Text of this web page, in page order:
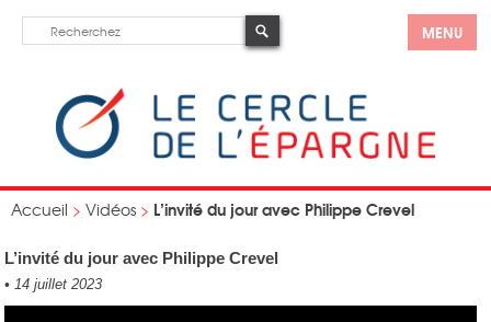
MENU
Accueil > Vidéos > L’invité du jour avec Philippe Crevel
L’invité du jour avec Philippe Crevel
• 14 juillet 2023